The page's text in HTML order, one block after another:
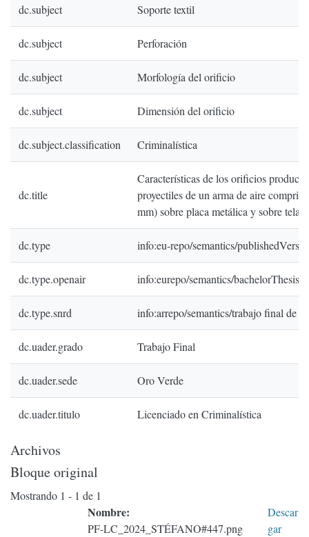
dc.subject Soporte textil
dc.subject Perforación
dc.subject Morfología del orificio
dc.subject Dimensión del orificio
dc.subject.classification Criminalística
dc.title
Características de los orificios
proyectiles de un arma de aire
mm) sobre placa metálica y sobre tela
dc.type info:eu-repo/semantics/
dc.type.openair info:eurepo/semantics/bachelorThesis
dc.type.snrd info:arrepo/semantics/trabajo final de
dc.uader.grado Trabajo Final
dc.uader.sede Oro Verde
dc.uader.titulo Licenciado en Criminalística
Archivos
Bloque original
Mostrando 1 - 1 de 1
Nombre:
PF-LC_2024_STÉFANO#447.png
Descar
gar